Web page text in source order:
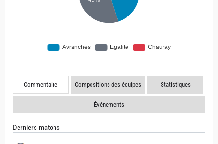
Commentaire Compositions des équipes Statistiques
Événements
Derniers matchs